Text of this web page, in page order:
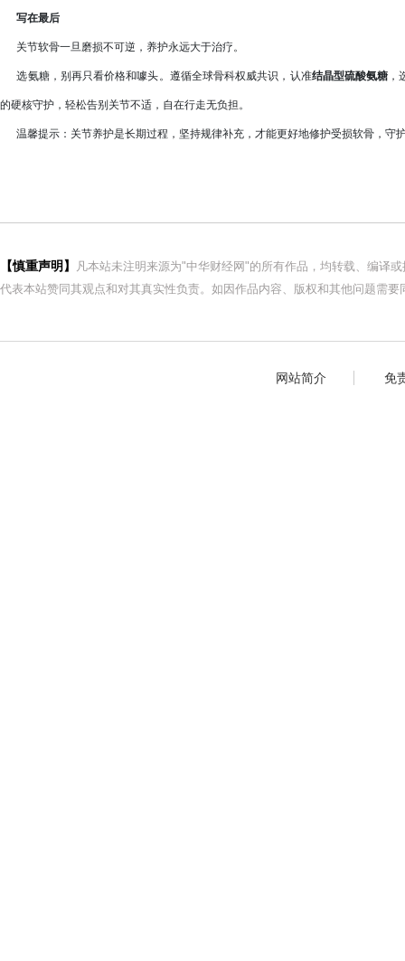
写在最后
关节软骨一旦磨损不可逆，养护永远大于治疗。
选氨糖，别再只看价格和噱头。遵循全球骨科权威共识，认准结晶型硫酸氨糖
的硬核守护，轻松告别关节不适，自在行走无负担。
温馨提示：关节养护是长期过程，坚持规律补充，才能更好地修护受损软骨，守
【慎重声明】
凡本站未注明来源为"中华财经网"的所有作品，均转载、编译
代表本站赞同其观点和对其真实性负责。如因作品内容、版权和其他问题需
网站简介 免